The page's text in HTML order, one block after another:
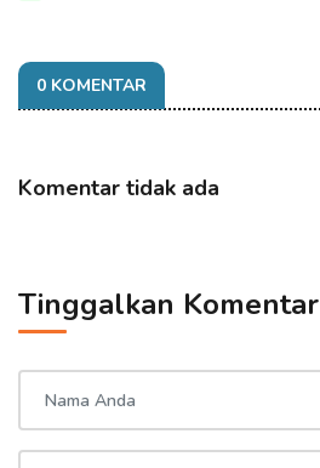
0 KOMENTAR
Komentar tidak ada
Tinggalkan Komentar